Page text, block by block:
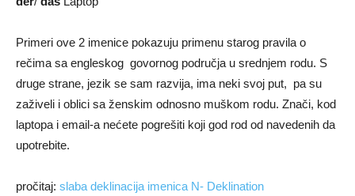
Primeri ove 2 imenice pokazuju primenu starog pravila o
rečima sa engleskog govornog područja u srednjem rodu. S
druge strane, jezik se sam razvija, ima neki svoj put, pa su
zaživeli i oblici sa ženskim odnosno muškom rodu. Znači, kod
laptopa i email-a nećete pogrešiti koji god rod od navedenih da
upotrebite.
pročitaj: slaba deklinacija imenica N- Deklination